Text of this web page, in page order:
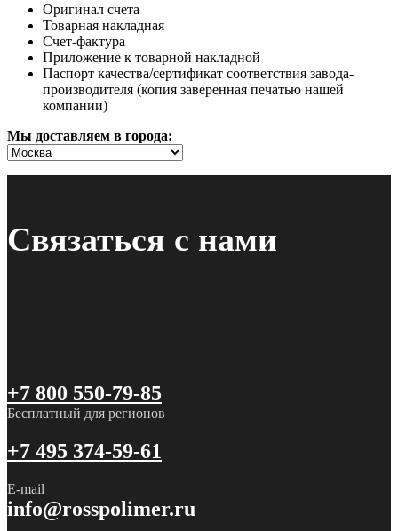
Оригинал счета
Товарная накладная
Счет-фактура
Приложение к товарной накладной
Паспорт качества/сертификат соответствия завода-
производителя (копия заверенная печатью нашей
компании)
Мы доставляем в города:
Связаться с нами
+7 800 550-79-85
Бесплатный для регионов
+7 495 374-59-61
E-mail
info@rosspolimer.ru